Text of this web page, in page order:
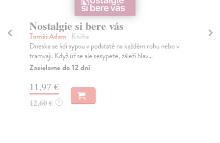
Nostalgie si bere vás
Tomáš Adam | Kniha
Dneska se lidi sypou v podstatě na každém rohu nebo v
tramvaji. Když už se ale sesypete, záleží hlav...
Zasielame do 12 dní
11,97 €
12,60 € ?